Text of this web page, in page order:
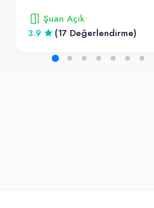
Şuan Açık
3.9
(17 Değerlendirme)